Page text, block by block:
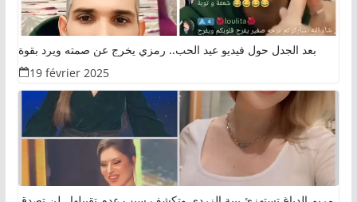
بعد الجدل حول فيديو عيد الحب.. رمزي يخرج عن صمته ويرد بقوة
19 février 2025